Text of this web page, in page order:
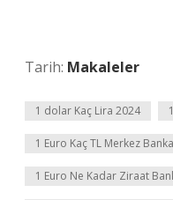
Tarih: Makaleler
1 dolar Kaç Lira 2024
1 Euro Kaç TL Merkez
1 Euro Ne Kadar Ziraat